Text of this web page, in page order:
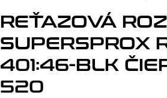
REŤAZOVÁ
SUPERSPROX
401:46-BLK
520